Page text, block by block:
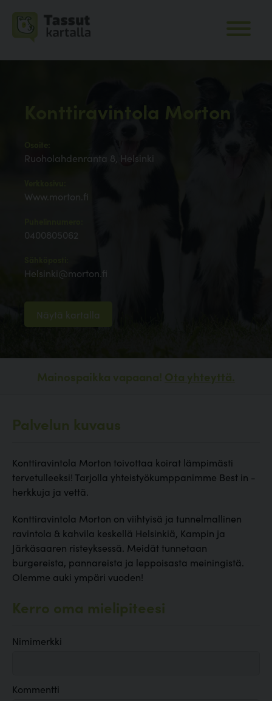
Konttiravintola Morton
Ruoholahdenranta 8, Helsinki
Www.morton.fi
0400805062
Helsinki@morton.fi
Näytä kartalla
Mainospaikka vapaana! Ota yhteyttä.
Palvelun kuvaus
Konttiravintola Morton toivottaa koirat lämpimästi
tervetulleeksi! Tarjolla yhteistyökumppanimme Best in -
herkkuja ja vettä.
Konttiravintola Morton on viihtyisä ja tunnelmallinen
ravintola & kahvila keskellä Helsinkiä, Kampin ja
Järkäsaaren risteyksessä. Meidät tunnetaan
burgereista, pannareista ja leppoisasta meiningistä.
Olemme auki ympäri vuoden!
Kerro oma mielipiteesi
Nimimerkki
Kommentti